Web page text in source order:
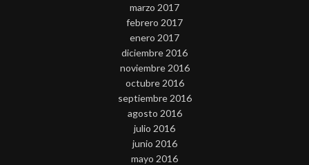
marzo 2017
febrero 2017
enero 2017
diciembre 2016
noviembre 2016
octubre 2016
septiembre 2016
agosto 2016
julio 2016
junio 2016
mayo 2016